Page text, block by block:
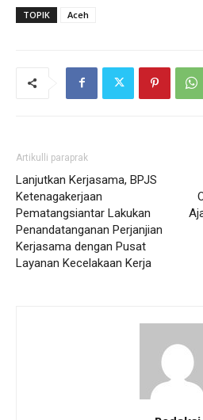
TOPIK Aceh
Artikulli paraprak
Lanjutkan Kerjasama, BPJS
Ketenagakerjaan
Pematangsiantar Lakukan
Penandatanganan Perjanjian
Kerjasama dengan Pusat
Layanan Kecelakaan Kerja